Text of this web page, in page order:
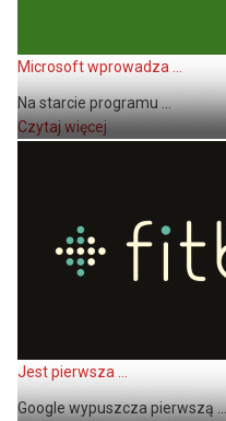
Microsoft wprowadza ...
Na starcie programu ...
Czytaj więcej
Jest pierwsza ...
Google wypuszcza pierwszą ...